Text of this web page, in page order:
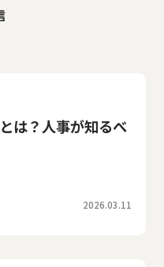
は？人事が知るべ
2026.03.11